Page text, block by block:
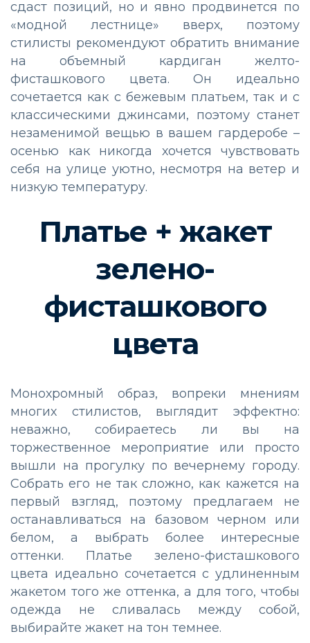
сдаст позиций, но и явно продвинется по
«модной лестнице» вверх, поэтому
стилисты рекомендуют обратить внимание
на объемный кардиган желто-
фисташкового цвета. Он идеально
сочетается как с бежевым платьем, так и с
классическими джинсами, поэтому станет
незаменимой вещью в вашем гардеробе –
осенью как никогда хочется чувствовать
себя на улице уютно, несмотря на ветер и
низкую температуру.
Платье + жакет
зелено-
фисташкового
цвета
Монохромный образ, вопреки мнениям
многих стилистов, выглядит эффектно:
неважно, собираетесь ли вы на
торжественное мероприятие или просто
вышли на прогулку по вечернему городу.
Собрать его не так сложно, как кажется на
первый взгляд, поэтому предлагаем не
останавливаться на базовом черном или
белом, а выбрать более интересные
оттенки. Платье зелено-фисташкового
цвета идеально сочетается с удлиненным
жакетом того же оттенка, а для того, чтобы
одежда не сливалась между собой,
выбирайте жакет на тон темнее.